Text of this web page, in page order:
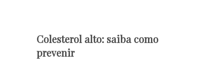
Atendimento com
nutricionista
Colesterol alto: saiba como
prevenir